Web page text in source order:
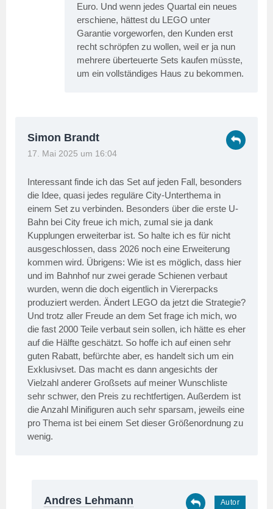
Euro. Und wenn jedes Quartal ein neues
erschiene, hättest du LEGO unter
Garantie vorgeworfen, den Kunden erst
recht schröpfen zu wollen, weil er ja nun
mehrere überteuerte Sets kaufen müsste,
um ein vollständiges Haus zu bekommen.
Simon Brandt
17. Mai 2025 um 16:04
Interessant finde ich das Set auf jeden Fall, besonders
die Idee, quasi jedes reguläre City-Unterthema in
einem Set zu verbinden. Besonders über die erste U-
Bahn bei City freue ich mich, zumal sie ja dank
Kupplungen erweiterbar ist. So halte ich es für nicht
ausgeschlossen, dass 2026 noch eine Erweiterung
kommen wird. Übrigens: Wie ist es möglich, dass hier
und im Bahnhof nur zwei gerade Schienen verbaut
wurden, wenn die doch eigentlich in Viererpacks
produziert werden. Ändert LEGO da jetzt die Strategie?
Und trotz aller Freude an dem Set frage ich mich, wo
die fast 2000 Teile verbaut sein sollen, ich hätte es eher
auf die Hälfte geschätzt. So hoffe ich auf einen sehr
guten Rabatt, befürchte aber, es handelt sich um ein
Exklusivset. Das macht es dann angesichts der
Vielzahl anderer Großsets auf meiner Wunschliste
sehr schwer, den Preis zu rechtfertigen. Außerdem ist
die Anzahl Minifiguren auch sehr sparsam, jeweils eine
pro Thema ist bei einem Set dieser Größenordnung zu
wenig.
Andres Lehmann